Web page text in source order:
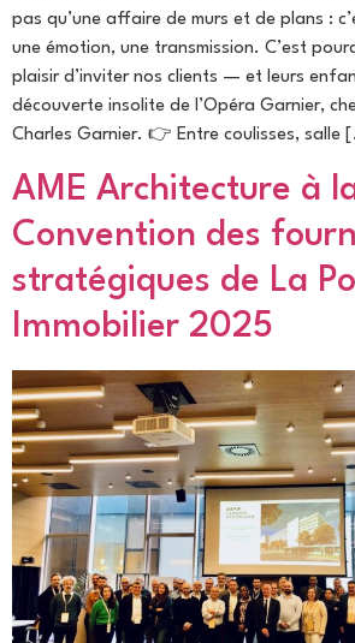
pas qu’une affaire de murs et de plans :
une émotion, une transmission. C’est
plaisir d’inviter nos clients — et leurs
découverte insolite de l’Opéra Garnier,
Charles Garnier. 👉 Entre coulisses, salle
AME Architecture à
Convention des
stratégiques de La
Immobilier 2025